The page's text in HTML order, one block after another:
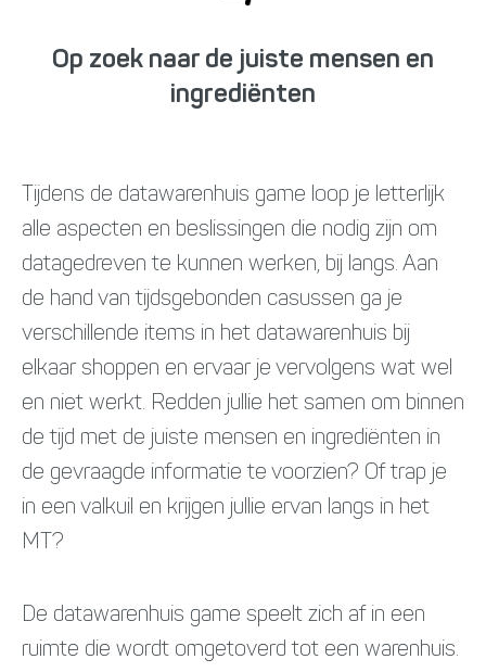
Op zoek naar de juiste mensen en
ingrediënten
Tijdens de datawarenhuis game loop je letterlijk
alle aspecten en beslissingen die nodig zijn om
datagedreven te kunnen werken, bij langs. Aan
de hand van tijdsgebonden casussen ga je
verschillende items in het datawarenhuis bij
elkaar shoppen en ervaar je vervolgens wat wel
en niet werkt. Redden jullie het samen om binnen
de tijd met de juiste mensen en ingrediënten in
de gevraagde informatie te voorzien? Of trap je
in een valkuil en krijgen jullie ervan langs in het
MT?
De datawarenhuis game speelt zich af in een
ruimte die wordt omgetoverd tot een warenhuis.